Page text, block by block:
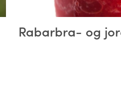
Rabarbra- og